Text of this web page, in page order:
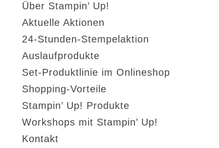
Über Stampin’ Up!
Aktuelle Aktionen
24-Stunden-Stempelaktion
Auslaufprodukte
Set-Produktlinie im Onlineshop
Shopping-Vorteile
Stampin’ Up! Produkte
Workshops mit Stampin’ Up!
Kontakt